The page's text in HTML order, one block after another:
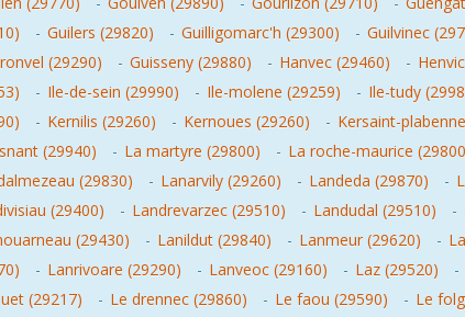
- Guilers (29820) - Guilligomarc'h (29300) - Guilvinec
(29290)
- Guisseny (29880) - Hanvec (29460) -
- Ile-de-sein (29990) - Ile-molene (29259) - Ile-tudy
- Kernilis (29260) - Kernoues (29260) - Kersaint-
(29940)
- La martyre (29800) - La roche-maurice
(29830)
- Lanarvily (29260) - Landeda (29870) -
(29400)
- Landrevarzec (29510) - Landudal (29510) -
(29430)
- Lanildut (29840) - Lanmeur (29620) -
- Lanrivoare (29290) - Lanveoc (29160) - Laz (29520) -
(29217)
- Le drennec (29860) - Le faou (29590) - Le